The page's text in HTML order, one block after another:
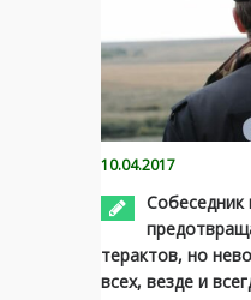
10.04.2017
терактов, но
всех, везде и